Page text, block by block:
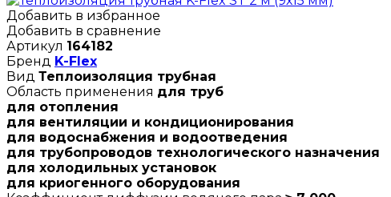
Добавить в избранное
Добавить в сравнение
Артикул 164182
Бренд K-Flex
Вид Теплоизоляция трубная
Область применения для труб
для отопления
для вентиляции и кондиционирования
для водоснабжения и водоотведения
для трубопроводов технологического назначения
для холодильных установок
для криогенного оборудования